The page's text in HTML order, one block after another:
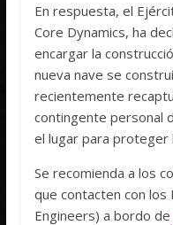
En respuesta, el
Core Dynamics, ha
encargar la
nueva nave se
recientemente
contingente personal
el lugar para proteger
Se recomienda a los
que contacten con
Engineers) a bordo de